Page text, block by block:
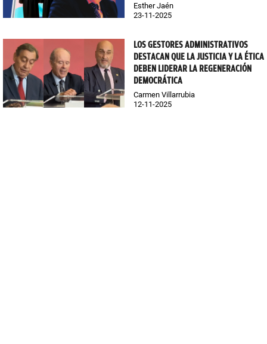
Esther Jaén
23-11-2025
LOS GESTORES ADMINISTRATIVOS
DESTACAN QUE LA JUSTICIA Y LA ÉTICA
DEBEN LIDERAR LA REGENERACIÓN
DEMOCRÁTICA
Carmen Villarrubia
12-11-2025